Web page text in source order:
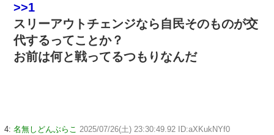
>>1
スリーアウトチェンジなら自民そのものが交
代するってことか？
お前は何と戦ってるつもりなんだ
4: 名無しどんぶらこ 2025/07/26(土) 23:30:49.92 ID:aXKukNYf0